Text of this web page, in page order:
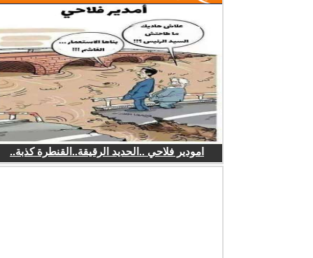
امودير فلاحي ..الحديد الرقيقة..القنطرة كذبة..